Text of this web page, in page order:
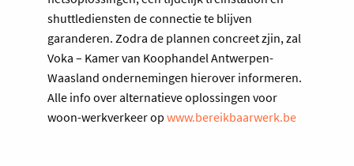
shuttlediensten de connectie te blijven
garanderen. Zodra de plannen concreet zjin, zal
Voka – Kamer van Koophandel Antwerpen-
Waasland ondernemingen hierover informeren.
Alle info over alternatieve oplossingen voor
woon-werkverkeer op www.bereikbaarwerk.be